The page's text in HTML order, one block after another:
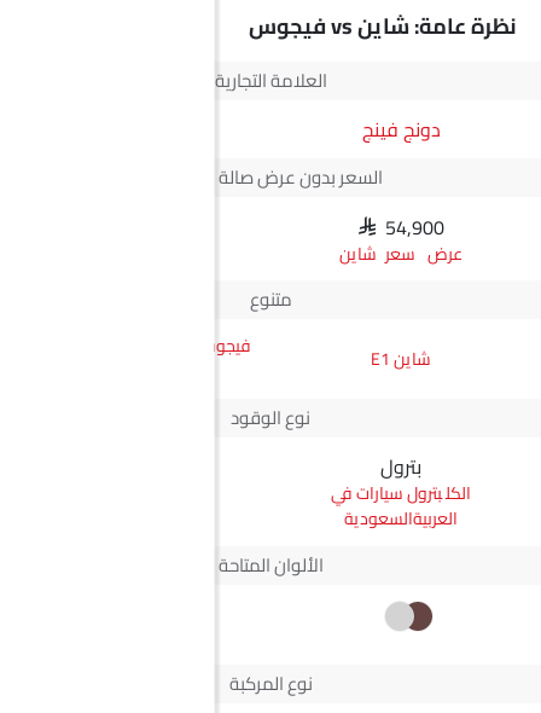
نظرة عامة: شاين vs فيجوس
العلامة التجارية
دونج فينج
السعر بدون عرض صالة العرض*
SAR 54,900
سعر شاين
متنوع
شاين E1
فيجوس جي إل ناقل أوتوماتيكي
نوع الوقود
بترول
بترول سيارات في
العربيةالسعودية
الألوان المتاحة
نوع المركبة